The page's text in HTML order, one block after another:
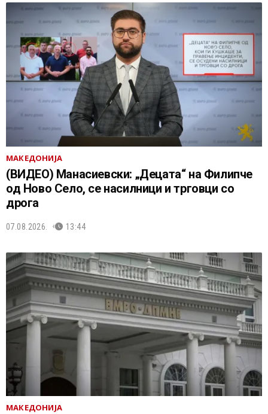
МАКЕДОНИЈА
(ВИДЕО) Манасиевски: „Децата“ на Филипче
од Ново Село, се насилници и трговци со
дрога
07.08.2026. 13:44
МАКЕДОНИЈА